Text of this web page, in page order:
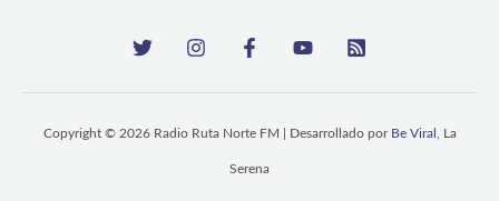
Copyright © 2026 Radio Ruta Norte FM | Desarrollado por Be Viral , La
Serena